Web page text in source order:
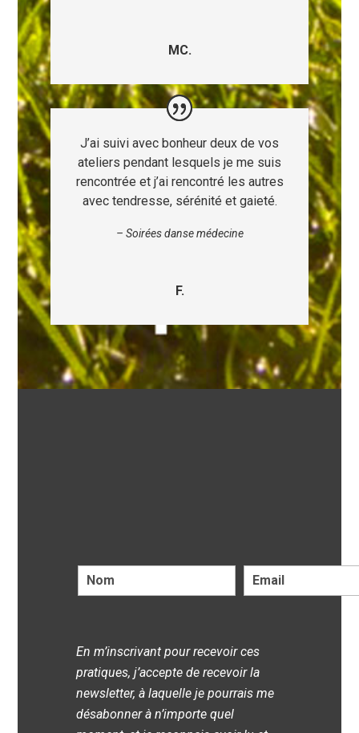
MC.
J’ai suivi avec bonheur deux de vos
ateliers pendant lesquels je me suis
rencontrée et j’ai rencontré les autres
avec tendresse, sérénité et gaieté.
– Soirées danse médecine
F.
En m’inscrivant pour recevoir ces
pratiques, j’accepte de recevoir la
newsletter, à laquelle je pourrais me
désabonner à n’importe quel